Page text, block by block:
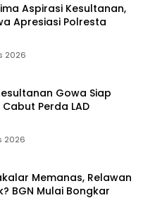
Aspirasi Kesultanan,
Apresiasi Polresta
2026
Gowa Siap
Perda LAD
2026
Memanas, Relawan
BGN Mulai Bongkar